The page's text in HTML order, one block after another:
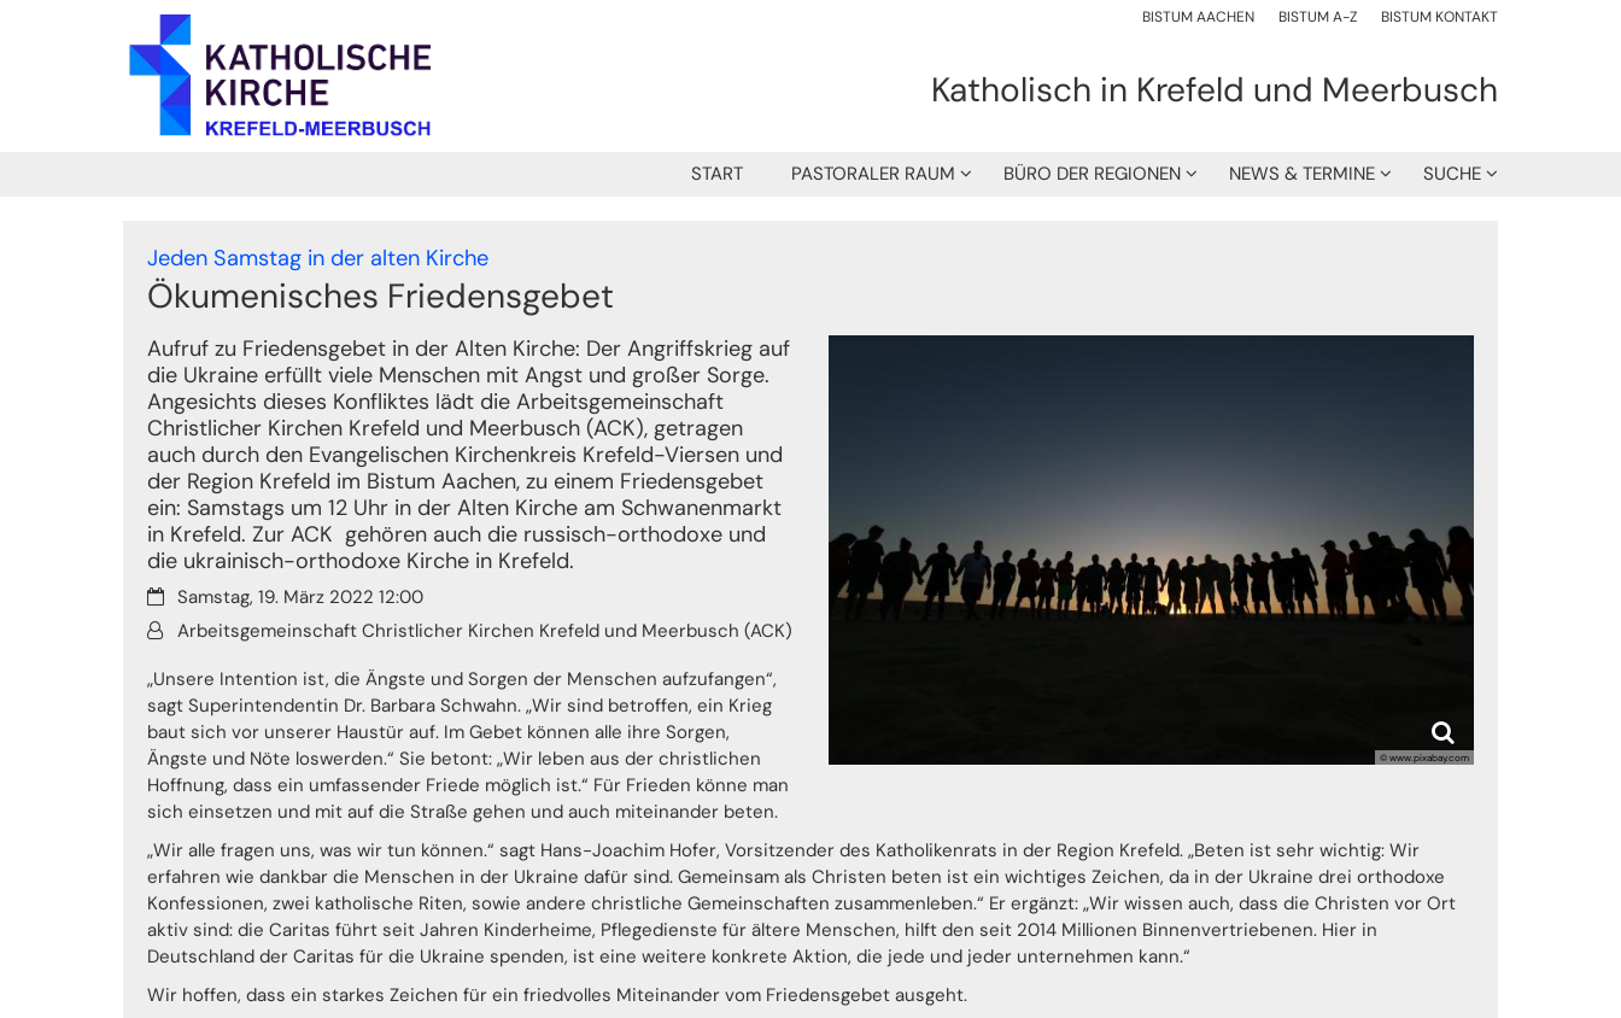
Zum Inhalt springen BISTUM AACHEN BISTUM A-Z BISTUM KONTAKT
Katholisch in Krefeld und Meerbusch
START PASTORALER RAUM BÜRO DER REGIONEN NEWS & TERMINE SUCHE
Jeden Samstag in der alten Kirche:
Ökumenisches Friedensgebet
© www.pixabay.com
Aufruf zu Friedensgebet in der Alten Kirche: Der Angriffskrieg auf
die Ukraine erfüllt viele Menschen mit Angst und großer Sorge.
Angesichts dieses Konfliktes lädt die Arbeitsgemeinschaft
Christlicher Kirchen Krefeld und Meerbusch (ACK), getragen
auch durch den Evangelischen Kirchenkreis Krefeld-Viersen und
der Region Krefeld im Bistum Aachen, zu einem Friedensgebet
ein: Samstags um 12 Uhr in der Alten Kirche am Schwanenmarkt
in Krefeld. Zur ACK gehören auch die russisch-orthodoxe und
die ukrainisch-orthodoxe Kirche in Krefeld.
Datum:Samstag, 19. März 2022 12:00
Von:Arbeitsgemeinschaft Christlicher Kirchen Krefeld und Meerbusch (ACK)
„Unsere Intention ist, die Ängste und Sorgen der Menschen aufzufangen“,
sagt Superintendentin Dr. Barbara Schwahn. „Wir sind betroffen, ein Krieg
baut sich vor unserer Haustür auf. Im Gebet können alle ihre Sorgen,
Ängste und Nöte loswerden.“ Sie betont: „Wir leben aus der christlichen
Hoffnung, dass ein umfassender Friede möglich ist.“ Für Frieden könne man
sich einsetzen und mit auf die Straße gehen und auch miteinander beten.
„Wir alle fragen uns, was wir tun können.“ sagt Hans-Joachim Hofer, Vorsitzender des Katholikenrats in der Region Krefeld. „Beten ist sehr wichtig: Wir
erfahren wie dankbar die Menschen in der Ukraine dafür sind. Gemeinsam als Christen beten ist ein wichtiges Zeichen, da in der Ukraine drei orthodoxe
Konfessionen, zwei katholische Riten, sowie andere christliche Gemeinschaften zusammenleben.“ Er ergänzt: „Wir wissen auch, dass die Christen vor Ort
aktiv sind: die Caritas führt seit Jahren Kinderheime, Pflegedienste für ältere Menschen, hilft den seit 2014 Millionen Binnenvertriebenen. Hier in
Deutschland der Caritas für die Ukraine spenden, ist eine weitere konkrete Aktion, die jede und jeder unternehmen kann.“
Wir hoffen, dass ein starkes Zeichen für ein friedvolles Miteinander vom Friedensgebet ausgeht.